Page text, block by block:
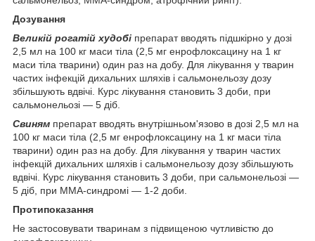
Дозування
Великій рогатій худобі препарат вводять підшкірно у дозі
2,5 мл на 100 кг маси тіла (2,5 мг енрофлоксацину на 1 кг
маси тіла тварини) один раз на добу. Для лікування у тварин
частих інфекцій дихальних шляхів і сальмонельозу дозу
збільшують вдвічі. Курс лікування становить 3 доби, при
сальмонельозі ― 5 діб.
Свиням препарат вводять внутрішньом'язово в дозі 2,5 мл на
100 кг маси тіла (2,5 мг енрофлоксацину на 1 кг маси тіла
тварини) один раз на добу. Для лікування у тварин частих
інфекцій дихальних шляхів і сальмонельозу дозу збільшують
вдвічі. Курс лікування становить 3 доби, при сальмонельозі ―
5 діб, при ММА-синдромі ― 1-2 доби.
Протипоказання
Не застосовувати тваринам з підвищеною чутливістю до